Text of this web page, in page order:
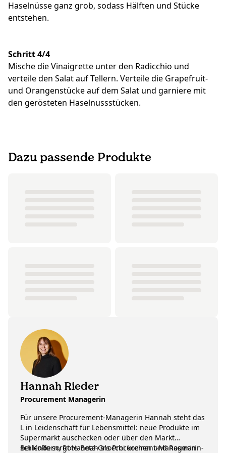
Haselnüsse ganz grob, sodass Hälften und Stücke
entstehen.
Schritt 4/4
Mische die Vinaigrette unter den Radicchio und
verteile den Salat auf Tellern. Verteile die Grapefruit-
und Orangenstücke auf dem Salat und garniere mit
den gerösteten Haselnussstücken.
Dazu passende Produkte
Hannah Rieder
Procurement Managerin
Für unsere Procurement-Managerin Hannah steht das
L in Leidenschaft für Lebensmittel: neue Produkte im
Supermarkt auschecken oder über den Markt
schlendern, Rote-Bete-Gnocchi kochen und Rosmarin-
Bei KoRo sorgt Hannah als Procurement-Managerin